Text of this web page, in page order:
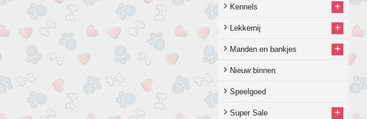
Kennels +
Lekkernij +
Manden en bankjes +
Nieuw binnen
Speelgoed
Super Sale +